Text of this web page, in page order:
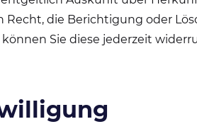
Recht, die Berichtigung oder
Sie diese jederzeit